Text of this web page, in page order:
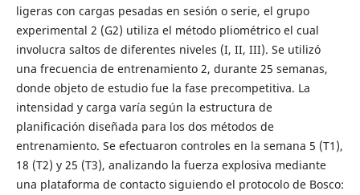
ligeras con cargas pesadas en sesión o serie, el grupo
experimental 2 (G2) utiliza el método pliométrico el cual
involucra saltos de diferentes niveles (I, II, III). Se utilizó
una frecuencia de entrenamiento 2, durante 25 semanas,
donde objeto de estudio fue la fase precompetitiva. La
intensidad y carga varía según la estructura de
planificación diseñada para los dos métodos de
entrenamiento. Se efectuaron controles en la semana 5 (T1),
18 (T2) y 25 (T3), analizando la fuerza explosiva mediante
una plataforma de contacto siguiendo el protocolo de Bosco: